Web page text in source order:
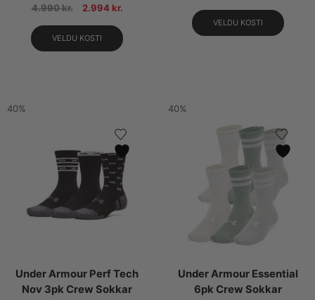
4.990kr. 2.994 kr.
VELDU KOSTI
VELDU KOSTI
40%
Under Armour Perf Tech
Nov 3pk Crew Sokkar
40%
Under Armour Essential
6pk Crew Sokkar